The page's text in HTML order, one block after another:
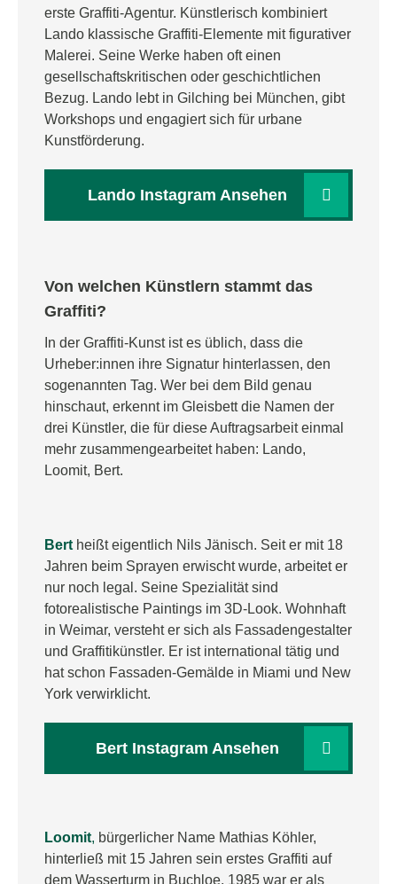
Von welchen Künstlern stammt das
Graffiti?
In der Graffiti-Kunst ist es üblich, dass die
Urheber:innen ihre Signatur hinterlassen, den
sogenannten Tag. Wer bei dem Bild genau
hinschaut, erkennt im Gleisbett die Namen der
drei Künstler, die für diese Auftragsarbeit einmal
mehr zusammengearbeitet haben: Lando,
Loomit, Bert.
erste Graffiti-Agentur. Künstlerisch kombiniert
Lando klassische Graffiti-Elemente mit figurativer
Malerei. Seine Werke haben oft einen
gesellschaftskritischen oder geschichtlichen
Bezug. Lando lebt in Gilching bei München, gibt
Workshops und engagiert sich für urbane
Kunstförderung.
Lando Instagram Ansehen
Loomit, bürgerlicher Name Mathias Köhler,
hinterließ mit 15 Jahren sein erstes Graffiti auf
dem Wasserturm in Buchloe. 1985 war er als
Bert heißt eigentlich Nils Jänisch. Seit er mit 18
Jahren beim Sprayen erwischt wurde, arbeitet er
nur noch legal. Seine Spezialität sind
fotorealistische Paintings im 3D-Look. Wohnhaft
in Weimar, versteht er sich als Fassadengestalter
und Graffitikünstler. Er ist international tätig und
hat schon Fassaden-Gemälde in Miami und New
York verwirklicht.
Bert Instagram Ansehen